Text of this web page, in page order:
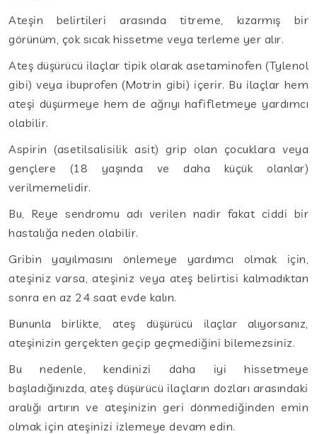
Ateşin belirtileri arasında titreme, kızarmış bir
görünüm, çok sıcak hissetme veya terleme yer alır.
Ateş düşürücü ilaçlar tipik olarak asetaminofen (Tylenol
gibi) veya ibuprofen (Motrin gibi) içerir. Bu ilaçlar hem
ateşi düşürmeye hem de ağrıyı hafifletmeye yardımcı
olabilir.
Aspirin (asetilsalisilik asit) grip olan çocuklara veya
gençlere (18 yaşında ve daha küçük olanlar)
verilmemelidir.
Bu, Reye sendromu adı verilen nadir fakat ciddi bir
hastalığa neden olabilir.
Gribin yayılmasını önlemeye yardımcı olmak için,
ateşiniz varsa, ateşiniz veya ateş belirtisi kalmadıktan
sonra en az 24 saat evde kalın.
Bununla birlikte, ateş düşürücü ilaçlar alıyorsanız,
ateşinizin gerçekten geçip geçmediğini bilemezsiniz.
Bu nedenle, kendinizi daha iyi hissetmeye
başladığınızda, ateş düşürücü ilaçların dozları arasındaki
aralığı artırın ve ateşinizin geri dönmediğinden emin
olmak için ateşinizi izlemeye devam edin.